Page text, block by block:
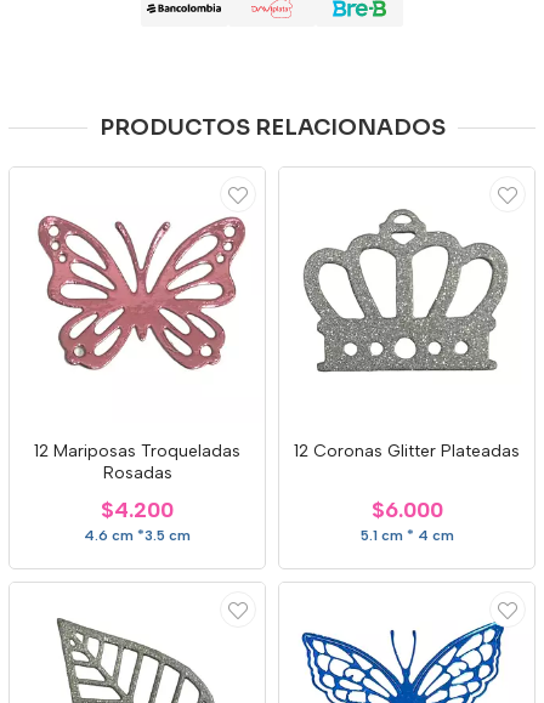
PRODUCTOS RELACIONADOS
12 Mariposas Troqueladas
Rosadas
$4.200
4.6 cm *3.5 cm
12 Coronas Glitter Plateadas
$6.000
5.1 cm * 4 cm